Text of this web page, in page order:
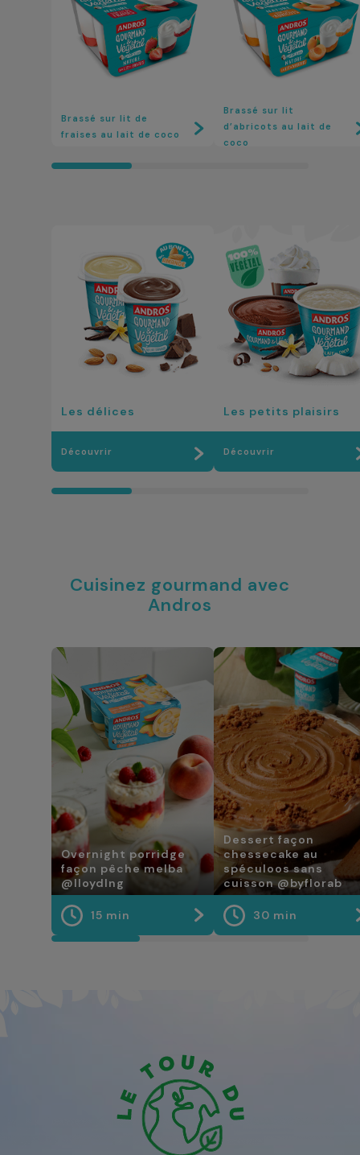
Brassé sur lit de
fraises au lait de coco
Brassé sur lit
d’abricots au lait de
coco
Les délices
Découvrir
Les petits plaisirs
Découvrir
Cuisinez gourmand avec
Andros
Overnight porridge
façon pêche melba
@lloydlng
15 min
Dessert façon
chessecake au
spéculoos sans
cuisson @byflorab
30 min